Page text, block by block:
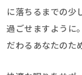
に落ちるまでの少
過ごせますように
だわるあなたのた